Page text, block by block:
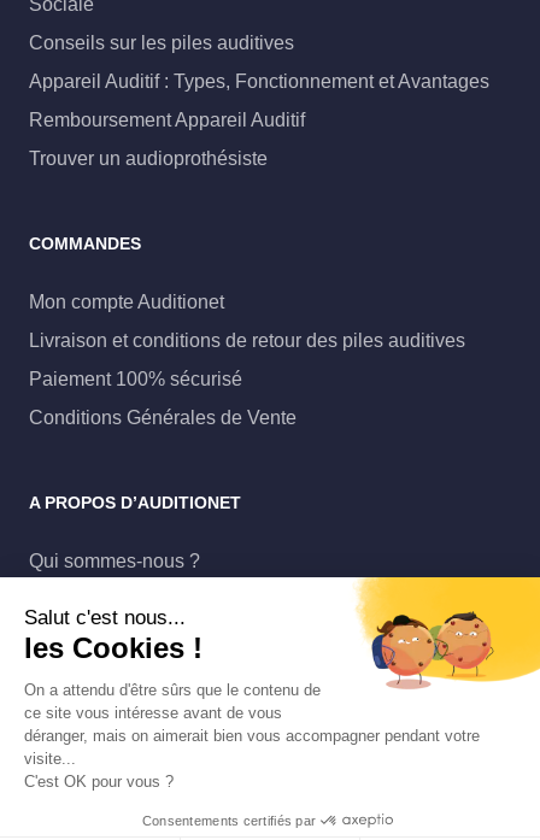
Sociale
Conseils sur les piles auditives
Appareil Auditif : Types, Fonctionnement et Avantages
Remboursement Appareil Auditif
Trouver un audioprothésiste
COMMANDES
Mon compte Auditionet
Livraison et conditions de retour des piles auditives
Paiement 100% sécurisé
Conditions Générales de Vente
A PROPOS D’AUDITIONET
Qui sommes-nous ?
Protection des données
Salut c'est nous...
les Cookies !
On a attendu d'être sûrs que le contenu de
ce site vous intéresse avant de vous
déranger, mais on aimerait bien vous accompagner pendant votre
visite...
C'est OK pour vous ?
Consentements certifiés par